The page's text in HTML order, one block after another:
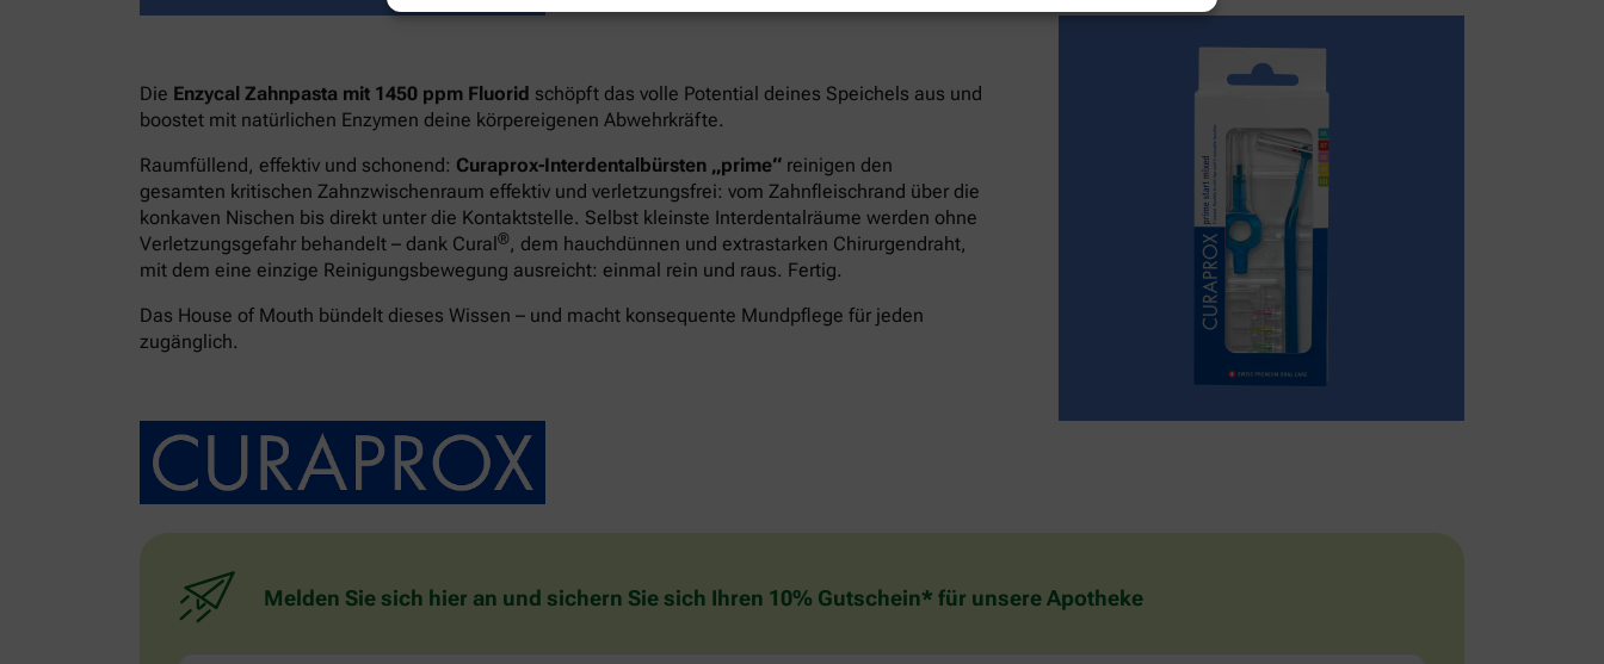
Die Enzycal Zahnpasta mit 1450 ppm Fluorid schöpft das volle Potential deines Speichels aus und
boostet mit natürlichen Enzymen deine körpereigenen Abwehrkräfte.
Raumfüllend, effektiv und schonend: Curaprox-Interdentalbürsten „prime“ reinigen den
gesamten kritischen Zahnzwischenraum effektiv und verletzungsfrei: vom Zahnfleischrand über die
konkaven Nischen bis direkt unter die Kontaktstelle. Selbst kleinste Interdentalräume werden ohne
Verletzungsgefahr behandelt – dank Cural®, dem hauchdünnen und extrastarken Chirurgendraht,
mit dem eine einzige Reinigungsbewegung ausreicht: einmal rein und raus. Fertig.
Das House of Mouth bündelt dieses Wissen – und macht konsequente Mundpflege für jeden
zugänglich.
Melden Sie sich hier an und sichern Sie sich Ihren 10% Gutschein* für unsere Apotheke